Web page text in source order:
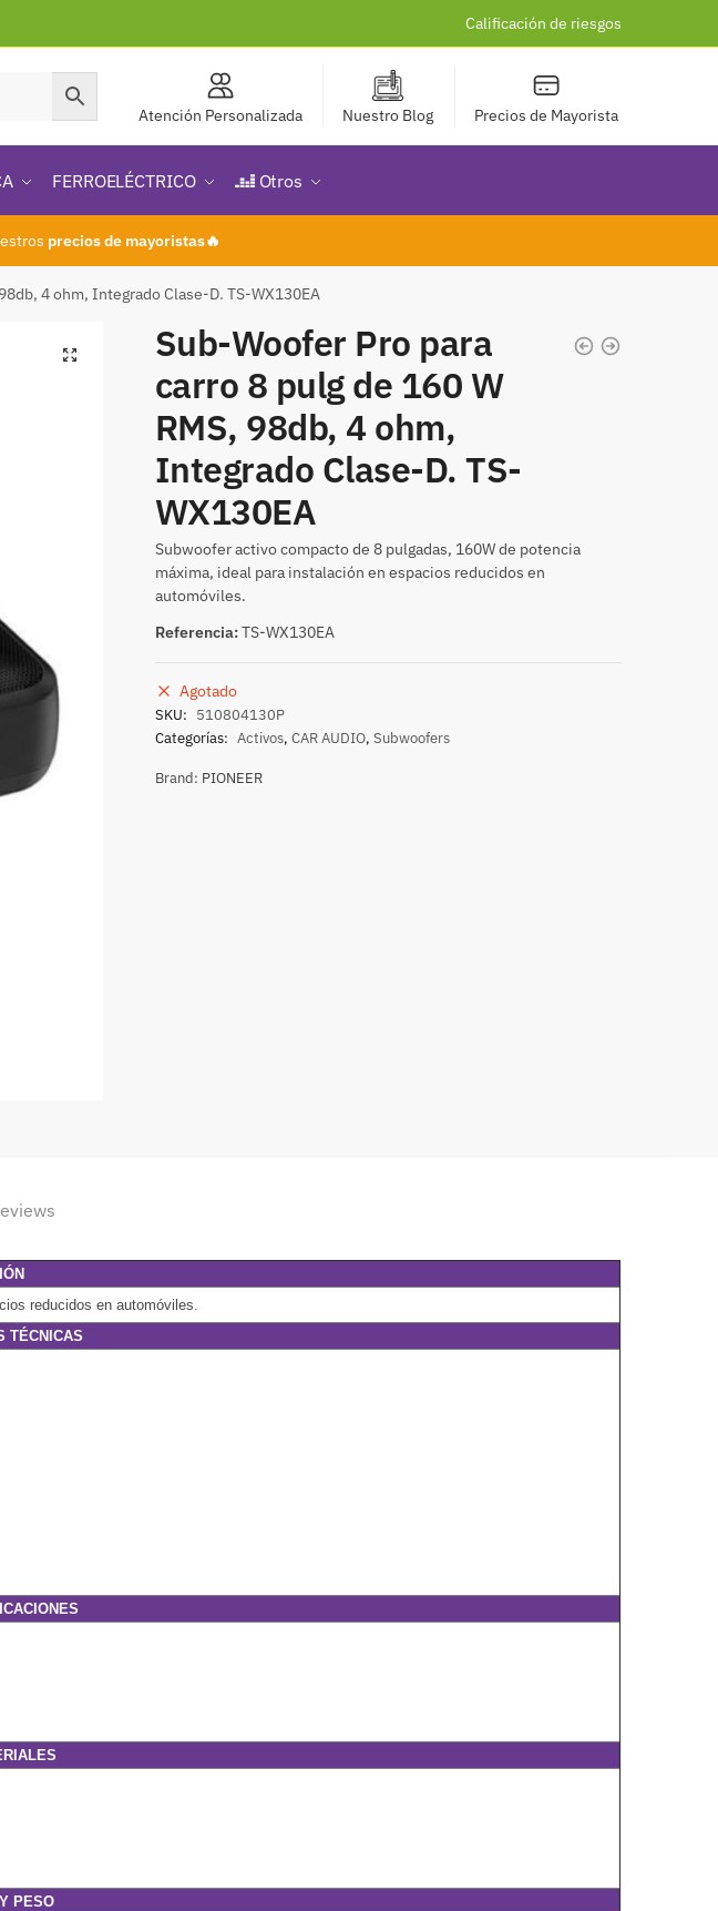
Calificación de riesgos
Atención Personalizada Nuestro Blog Precios de Mayorista
FERROELÉCTRICO Otros
precios de mayoristas🔥
4 ohm, Integrado Clase-D. TS-WX130EA
🔍
Sub-Woofer Pro para
carro 8 pulg de 160 W
RMS, 98db, 4 ohm,
Integrado Clase-D. TS-
WX130EA
Subwoofer activo compacto de 8 pulgadas, 160W de potencia
máxima, ideal para instalación en espacios reducidos en
automóviles.
Referencia:TS-WX130EA
Agotado
SKU: 510804130P
Categorías: Activos, CAR AUDIO, Subwoofers
Brand: PIONEER
reducidos en automóviles.
TÉCNICAS
PESO